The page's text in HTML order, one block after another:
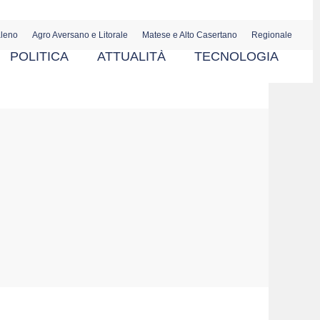
Agro Aversano e Litorale Matese e Alto Casertano Regionale
POLITICA ATTUALITÀ TECNOLOGIA